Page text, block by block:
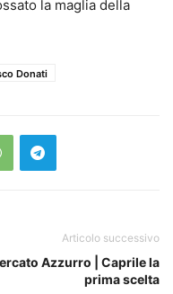
la maglia della
Donati
Articolo successivo
Azzurro | Caprile la
prima scelta